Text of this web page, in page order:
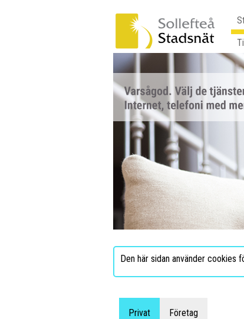
Den här sidan använder cookies
Privat Företag